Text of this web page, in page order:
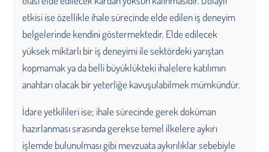
etkisi ise özellikle ihale sürecinde elde edilen iş deneyim
belgelerinde kendini göstermektedir. Elde edilecek
yüksek miktarlı bir iş deneyimi ile sektördeki yarıştan
kopmamak ya da belli büyüklükteki ihalelere katılımın
anahtarı olacak bir yeterliğe kavuşulabilmek mümkündür.
İdare yetkilileri ise; ihale sürecinde gerek doküman
hazırlanması sırasında gerekse temel ilkelere aykırı
işlemde bulunulması gibi mevzuata aykırılıklar sebebiyle